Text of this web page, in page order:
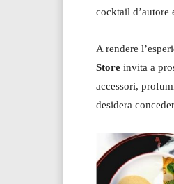
cocktail d’autore
A rendere
Store invita a
accessori,
desidera